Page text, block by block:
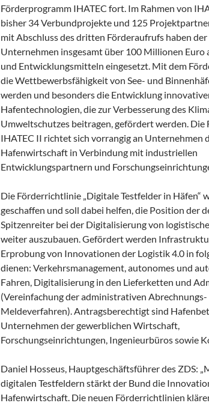
Förderprogramm IHATEC fort. Im Rahmen von
bisher 34 Verbundprojekte und 125
mit Abschluss des dritten Förderaufrufs haben
Unternehmen insgesamt über 100 Millionen Euro
und Entwicklungsmitteln eingesetzt. Mit dem
die Wettbewerbsfähigkeit von See- und
werden und besonders die Entwicklung
Hafentechnologien, die zur Verbesserung des
Umweltschutzes beitragen, gefördert werden.
IHATEC II richtet sich vorrangig an Unternehmen
Hafenwirtschaft in Verbindung mit industriellen
Entwicklungspartnern und
Die Förderrichtlinie „Digitale Testfelder in Häfen“
geschaffen und soll dabei helfen, die Position der
Spitzenreiter bei der Digitalisierung von
weiter auszubauen. Gefördert werden
Erprobung von Innovationen der Logistik 4.0 in
dienen: Verkehrsmanagement, autonomes und
Fahren, Digitalisierung in den Lieferketten und
(Vereinfachung der administrativen Abrechnungs-
Meldeverfahren). Antragsberechtigt sind
Unternehmen der gewerblichen Wirtschaft,
Forschungseinrichtungen, Ingenieurbüros sowie
Daniel Hosseus, Hauptgeschäftsführer des ZDS:
digitalen Testfeldern stärkt der Bund die
Hafenwirtschaft. Die neuen Förderrichtlinien